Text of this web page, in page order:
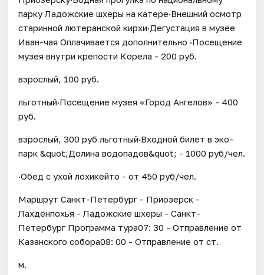
парку Ладожские шхеры на катере·Внешний осмотр
старинной лютеранской кирхи·Дегустация в музее
Иван-чая Оплачивается дополнительно ·Посещение
музея внутри крепости Корела - 200 руб.
взрослый, 100 руб.
льготный·Посещение музея «Город Ангелов» - 400
руб.
взрослый, 300 руб льготный·Входной билет в эко-
парк &quot;Долина водопадов&quot; - 1000 руб/чел.
·Обед с ухой лохикейто - от 450 руб/чел.
Маршрут Санкт-Петербург - Приозерск -
Лахденпохья - Ладожские шхеры - Санкт-
Петербург Программа тура07: 30 - Отправление от
Казанского собора08: 00 - Отправление от ст.
м.